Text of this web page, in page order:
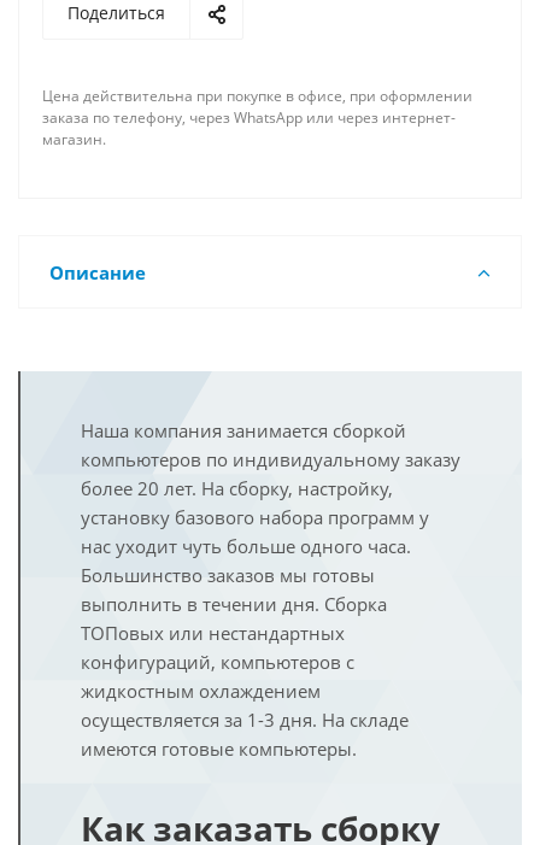
Поделиться
Цена действительна при покупке в офисе, при оформлении
заказа по телефону, через WhatsApp или через интернет-
магазин.
Описание
Наша компания занимается сборкой
компьютеров по индивидуальному заказу
более 20 лет. На сборку, настройку,
установку базового набора программ у
нас уходит чуть больше одного часа.
Большинство заказов мы готовы
выполнить в течении дня. Сборка
ТОПовых или нестандартных
конфигураций, компьютеров с
жидкостным охлаждением
осуществляется за 1-3 дня. На складе
имеются готовые компьютеры.
Как заказать сборку